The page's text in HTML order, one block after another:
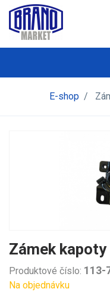
E-shop /
Zámek kapoty
Produktové číslo: 113-
Na objednávku